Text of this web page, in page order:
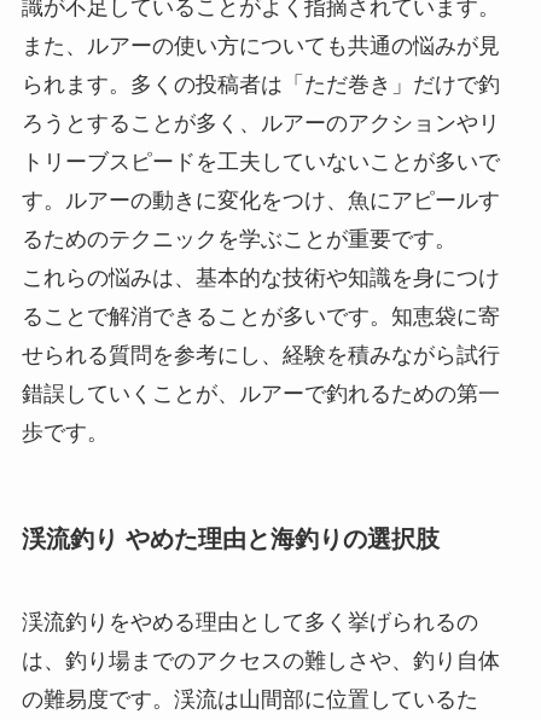
識が不足していることがよく指摘されています。
また、ルアーの使い方についても共通の悩みが見
られます。多くの投稿者は「ただ巻き」だけで釣
ろうとすることが多く、ルアーのアクションやリ
トリーブスピードを工夫していないことが多いで
す。ルアーの動きに変化をつけ、魚にアピールす
るためのテクニックを学ぶことが重要です。
これらの悩みは、基本的な技術や知識を身につけ
ることで解消できることが多いです。知恵袋に寄
せられる質問を参考にし、経験を積みながら試行
錯誤していくことが、ルアーで釣れるための第一
歩です。
渓流釣り やめた理由と海釣りの選択肢
渓流釣りをやめる理由として多く挙げられるの
は、釣り場までのアクセスの難しさや、釣り自体
の難易度です。渓流は山間部に位置しているた